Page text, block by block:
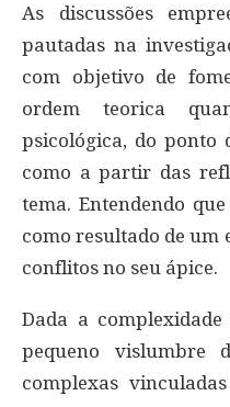
As discussões
pautadas na
com objetivo de
ordem teorica
psicológica, do ponto
como a partir das
tema. Entendendo
como resultado de um
conflitos no seu ápice.
Dada a
pequeno vislumbre
complexas